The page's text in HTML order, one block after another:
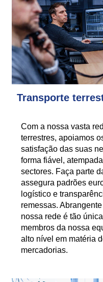
Transporte
Com a nossa vasta
terrestres, apoiamos
satisfação das suas
forma fiável,
sectores. Faça parte
assegura padrões
logístico e
remessas.
nossa rede é tão
membros da nossa
alto nível em matéria
mercadorias.